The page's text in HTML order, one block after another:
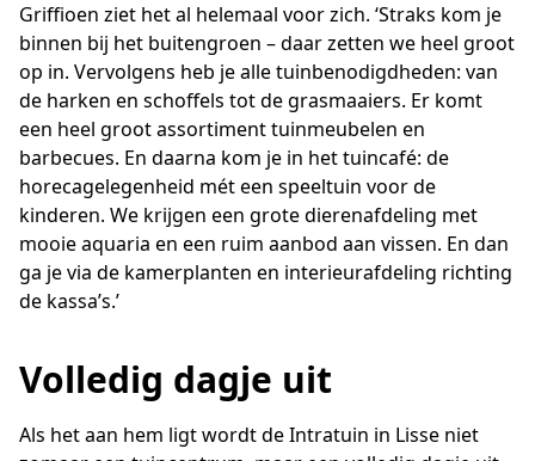
Griffioen ziet het al helemaal voor zich. ‘Straks kom je
binnen bij het buitengroen – daar zetten we heel groot
op in. Vervolgens heb je alle tuinbenodigdheden: van
de harken en schoffels tot de grasmaaiers. Er komt
een heel groot assortiment tuinmeubelen en
barbecues. En daarna kom je in het tuincafé: de
horecagelegenheid mét een speeltuin voor de
kinderen. We krijgen een grote dierenafdeling met
mooie aquaria en een ruim aanbod aan vissen. En dan
ga je via de kamerplanten en interieurafdeling richting
de kassa’s.’
Volledig dagje uit
Als het aan hem ligt wordt de Intratuin in Lisse niet